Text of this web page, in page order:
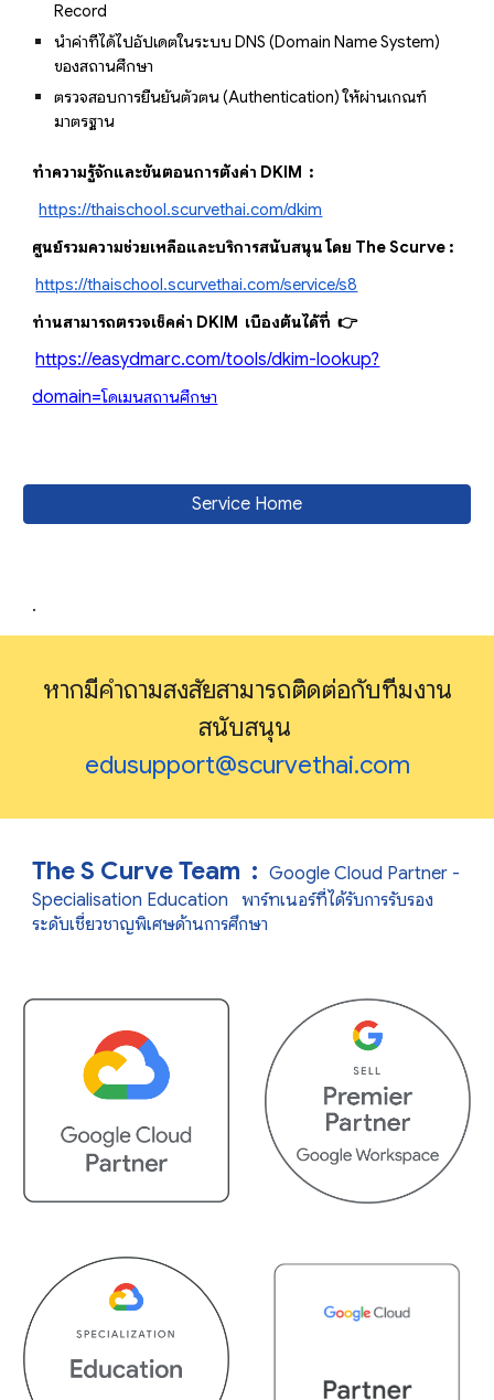
Record
นำค่าที่ได้ไปอัปเดตในระบบ DNS (Domain Name System)
ของสถานศึกษา
ตรวจสอบการยืนยันตัวตน (Authentication) ให้ผ่านเกณฑ์
มาตรฐาน
ทำความรู้จักและขั้นตอนการตั้งค่า DKIM :
https://thaischool.scurvethai.com/dkim
ศูนย์รวมความช่วยเหลือและบริการสนับสนุน โดย The Scurve :
https://thaischool.scurvethai.com/service/s8
ท่านสามารถตรวจเช็คค่า DKIM เบื้องต้นได้ที่ 👉
https://easydmarc.com/tools/dkim-lookup?
domain=โดเมนสถานศึกษา
Service Home
.
หากมีคำถามสงสัยสามารถติดต่อกับทีมงาน
สนับสนุน
edusupport@scurvethai.com
The S Curve Team :Google Cloud Partner -
Specialisation Educationพาร์ทเนอร์ที่ได้รับการรับรอง
ระดับเชี่ยวชาญพิเศษด้านการศึกษา